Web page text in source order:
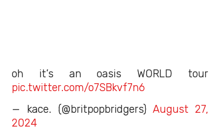
oh it’s an oasis WORLD tour
pic.twitter.com/o7SBkvf7n6
— kace. (@britpopbridgers) August 27,
2024